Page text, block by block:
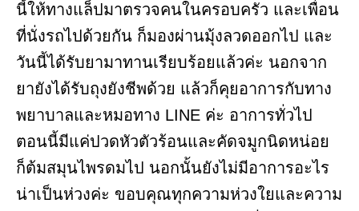
นี้ให้ทางแล็ปมาตรวจคนในครอบครัว และเพื่อน
ที่นั่งรถไปด้วยกัน ก็มองผ่านมุ้งลวดออกไป และ
วันนี้ได้รับยามาทานเรียบร้อยแล้วค่ะ นอกจาก
ยายังได้รับถุงยังชีพด้วย แล้วก็คุยอาการกับทาง
พยาบาลและหมอทาง LINE ค่ะ อาการทั่วไป
ตอนนี้มีแค่ปวดหัวตัวร้อนและคัดจมูกนิดหน่อย
ก็ต้มสมุนไพรดมไป นอกนั้นยังไม่มีอาการอะไร
น่าเป็นห่วงค่ะ ขอบคุณทุกความห่วงใยและความ